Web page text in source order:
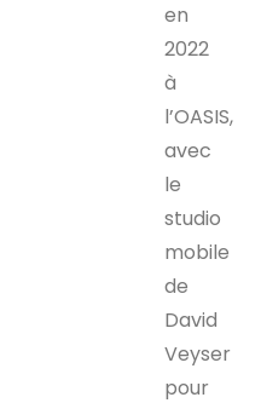
en
2022
à
l’OASIS,
avec
le
studio
mobile
de
David
Veyser
pour